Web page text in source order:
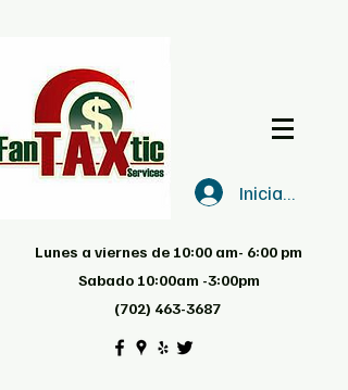
Iniciar sesión
Lunes a viernes de 10:00 am- 6:00 pm
Sabado 10:00am -3:00pm
(702) 463-3687